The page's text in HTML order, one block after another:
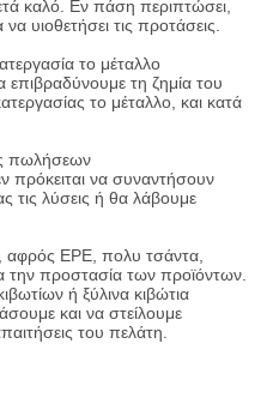
καλό. Εν πάση περιπτώσει,
υιοθετήσει τις προτάσεις.
το μέταλλο
τη ζημία του
το μέταλλο, και κατά
πωλήσεων
να συναντήσουν
τις λύσεις ή θα λάβουμε
EPE, πολυ τσάντα,
την προστασία των προϊόντων.
ή ξύλινα κιβώτια
και να στείλουμε
του πελάτη.